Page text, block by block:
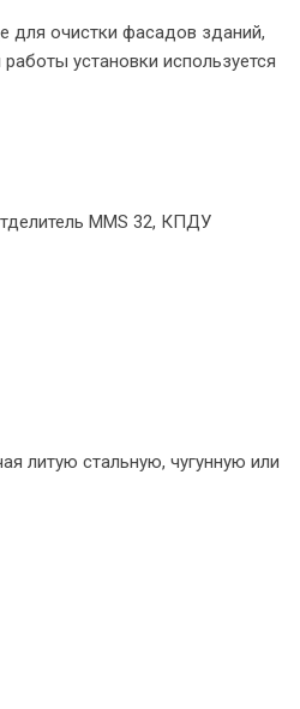
для очистки фасадов зданий,
установки используется
MMS 32, КПДУ
литую стальную, чугунную или